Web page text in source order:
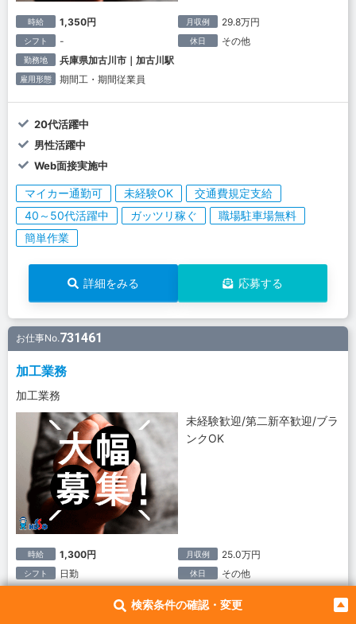
検索条件の確認・変更
時給 1,350円 月収例 29.8万円
シフト - 休日 その他
勤務地 兵庫県加古川市｜加古川駅
雇用形態 期間工・期間従業員
20代活躍中
男性活躍中
Web面接実施中
マイカー通勤可 未経験OK
交通費規定支給
40～50代活躍中
ガッツリ稼ぐ
職場駐車場無料
簡単作業
詳細をみる 応募する
お仕事No.731461
加工業務
加工業務
未経験歓迎/第二新卒歓迎/ブラ
ンクOK
時給 1,300円 月収例 25.0万円
シフト 日勤 休日 その他
期間工・期間従業員